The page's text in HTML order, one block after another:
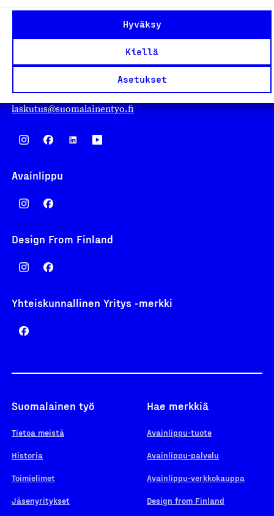
Hyväksy
Kiellä
Asetukset
Eteläranta 14,
asiakaspalvelu@suomalainentyo.fi
laskutus@suomalainentyo.fi
Avainlippu
Design From Finland
Yhteiskunnallinen Yritys -merkki
Suomalainen työ
Tietoa meistä
Historia
Toimielimet
Jäsenyritykset
Hae merkkiä
Avainlippu-tuote
Avainlippu-palvelu
Avainlippu-verkkokauppa
Design from Finland